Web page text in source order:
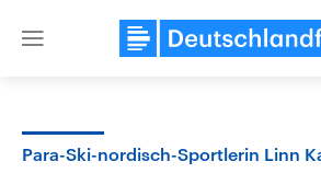
Close
Para-Ski-nordisch-Sportlerin Linn